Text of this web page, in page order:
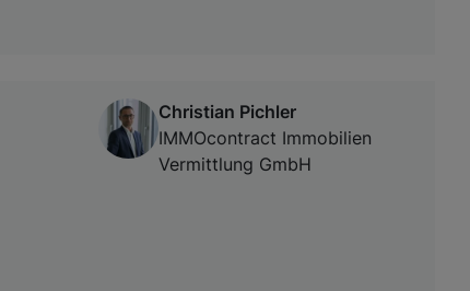
Christian Pichler
IMMOcontract Immobilien
Vermittlung GmbH